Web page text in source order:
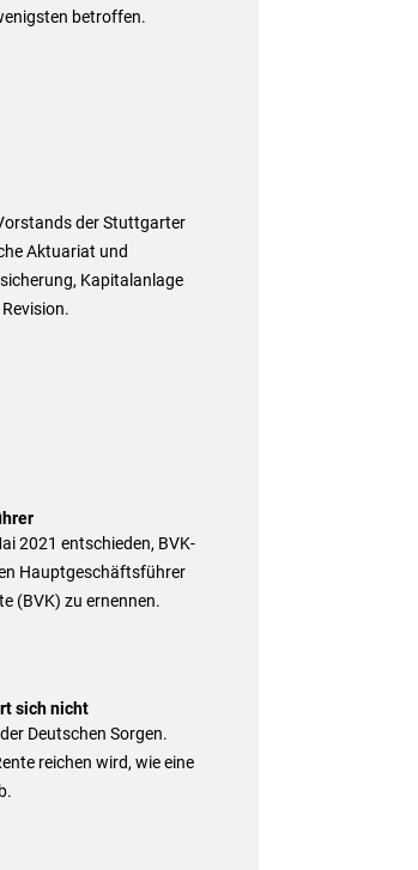
betroffen.
der Stuttgarter
Aktuariat und
Kapitalanlage
2021 entschieden, BVK-
Hauptgeschäftsführer
(BVK) zu ernennen.
sich nicht
Deutschen Sorgen.
reichen wird, wie eine